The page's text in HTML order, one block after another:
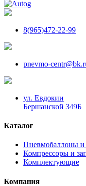
8(965)472-22-99
pnevmo-
ул. Евдокии
Бершанской 349Б
Каталог
Пневмобаллоны и
Компрессоры и
Комплектующие
Компания